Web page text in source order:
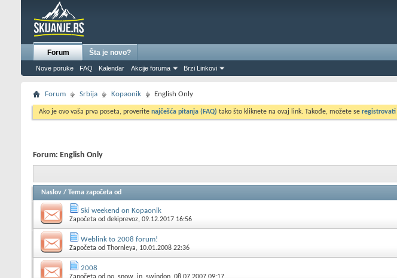
Forum
Nove poruke FAQ Kalendar Akcije foruma Brzi Linkovi
Šta je novo?
Forum Srbija Kopaonik English Only
Ako je ovo vaša prva poseta, proverite najčešća pitanja (FAQ) tako što kliknete na ovaj link. Takođe, možete se registrovati
Forum: English Only
Naslov / Tema započeta od
Ski weekend on Kopaonik
Započeta od dekiprevoz, 09.12.2017 16:56
Weblink to 2008 forum!
Započeta od Thornleya, 10.01.2008 22:36
2008